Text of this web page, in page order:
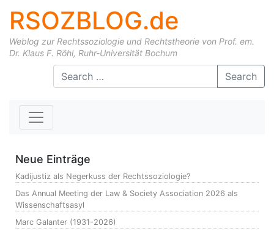
RSOZBLOG.de
Weblog zur Rechtssoziologie und Rechtstheorie von Prof. em.
Dr. Klaus F. Röhl, Ruhr-Universität Bochum
Skip to content Search
Neue Einträge
Kadijustiz als Negerkuss der Rechtssoziologie?
Das Annual Meeting der Law & Society Association 2026 als
Wissenschaftsasyl
Marc Galanter (1931-2026)